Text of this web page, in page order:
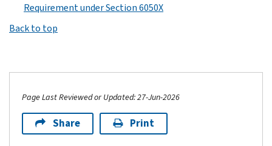
Requirement under Section 6050X
Back to top
Page Last Reviewed or Updated: 27-Jun-2026
Share Print